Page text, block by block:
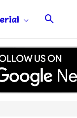
Search